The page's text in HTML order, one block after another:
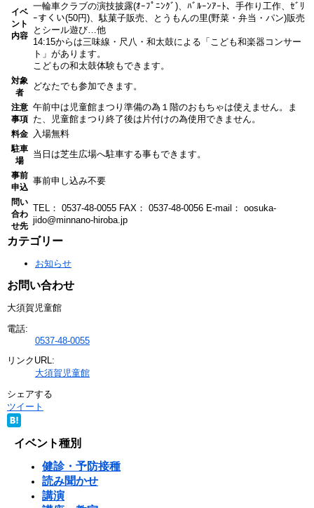
イベ
ント
内容
一輪車クラブの演技披露(ｵｰﾌﾟﾆﾝｸﾞ)、ﾊﾞﾙｰﾝｱｰﾄ、手作り工作、ｾﾞﾘ
ｰすくい(50円)、駄菓子販売、とうもんの里(野菜・弁当・パン)販売
とシール遊び…他
14:15からは三味線・尺八・和太鼓による「こども和楽器コンサー
ト」があります。
こどもの和太鼓体験もできます。
対象
者
どなたでも参加できます。
注意
事項
午前中は児童館まつり準備の為１階のおもちゃは使えません。ま
た、児童館まつり終了後は片付けの為使用できません。
料金 入場無料
駐車
場
当日は芝生広場へ駐車する事もできます。
事前
申込
事前申し込み不要
問い
合わ
せ先
TEL： 0537-48-0055 FAX： 0537-48-0056 E-mail： oosuka-
jido@minnano-hiroba.jp
カテゴリー
お知らせ
お問い合わせ
大須賀児童館
電話:
0537-48-0055
リンクURL:
大須賀児童館
シェアする
ツイート
イベント種別
健診・予防接種
読み聞かせ
講演